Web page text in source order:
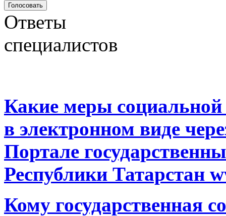
Ответы
специалистов
Какие меры
в электронном виде
Портале
Республики Татарстан
Кому государственная